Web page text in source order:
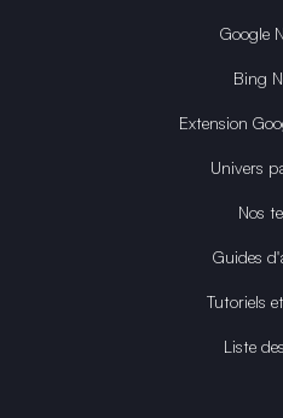
Google
Bing
Extension
Univers
Nos
Guides
Tutoriels
Liste